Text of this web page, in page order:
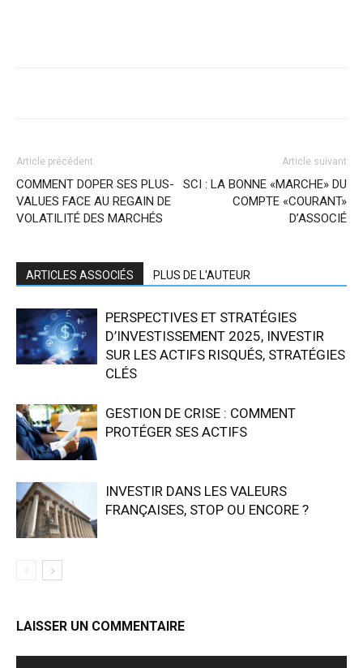
Article précédent
COMMENT DOPER SES PLUS-
VALUES FACE AU REGAIN DE
VOLATILITÉ DES MARCHÉS
Article suivant
SCI : LA BONNE «MARCHE» DU
COMPTE «COURANT»
D’ASSOCIÉ
ARTICLES ASSOCIÉS PLUS DE L'AUTEUR
PERSPECTIVES ET STRATÉGIES
D’INVESTISSEMENT 2025, INVESTIR
SUR LES ACTIFS RISQUÉS, STRATÉGIES
CLÉS
GESTION DE CRISE : COMMENT
PROTÉGER SES ACTIFS
INVESTIR DANS LES VALEURS
FRANÇAISES, STOP OU ENCORE ?
LAISSER UN COMMENTAIRE